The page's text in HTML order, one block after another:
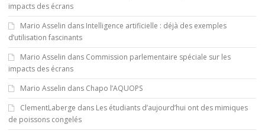
impacts des écrans
Mario Asselin dans Intelligence artificielle : déjà des exemples
d’utilisation fascinants
Mario Asselin dans Commission parlementaire spéciale sur les
impacts des écrans
Mario Asselin dans Chapo l’AQUOPS
ClementLaberge dans Les étudiants d’aujourd’hui ont des mimiques
de poissons congelés